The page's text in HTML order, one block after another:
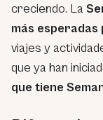
creciendo. La
más
viajes y
que ya han
que tiene